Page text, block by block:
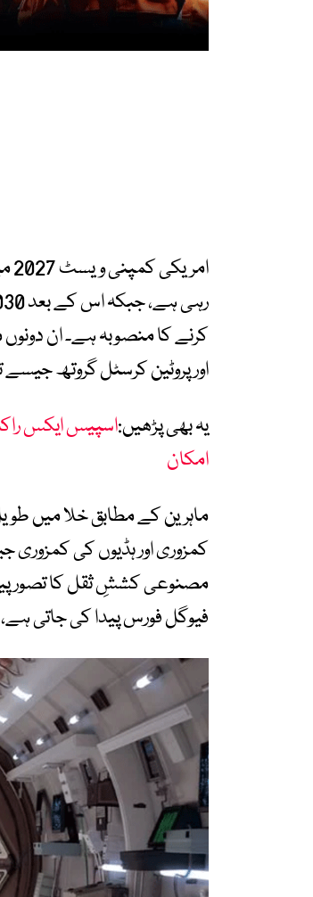
کرنے کا منصوبہ ہے۔ ان
اور پروٹین کرسٹل گروتھ
یہ بھی پڑھیں:اسپیس ایکس
امکان
ماہرین کے مطابق خلا میں
کمزوری اور ہڈیوں کی
مصنوعی کششِ ثقل کا تصور
فیوگل فورس پیدا کی جاتی